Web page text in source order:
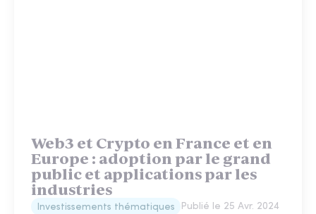
Web3 et Crypto en France et en
Europe : adoption par le grand
public et applications par les
industries
Investissements thématiques Publié le 25 Avr. 2024